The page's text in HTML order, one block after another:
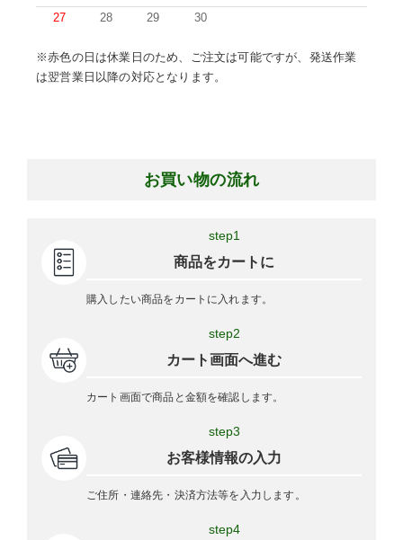
27
28 29 30
※赤色の日は休業日のため、ご注文は可能ですが、発送作業
は翌営業日以降の対応となります。
お買い物の流れ
step1
商品をカートに
購入したい商品をカートに入れます。
step2
カート画面へ進む
カート画面で商品と金額を確認します。
step3
お客様情報の入力
ご住所・連絡先・決済方法等を入力します。
step4